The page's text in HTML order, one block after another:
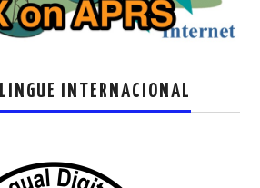
INTERNACIONAL